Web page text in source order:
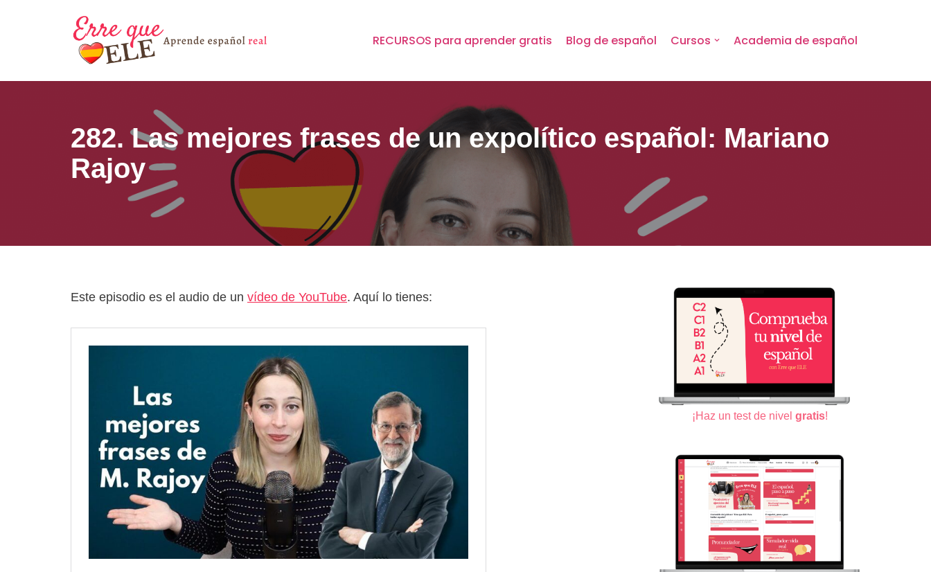
contenido
RECURSOS para aprender gratis Blog de español Cursos Academia de español
282. Las mejores frases de un expolítico español: Mariano
Rajoy
Este episodio es el audio de un vídeo de YouTube. Aquí lo tienes:
¡Haz un test de nivel gratis!